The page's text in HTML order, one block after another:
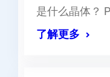
是什么晶体？
了解更多